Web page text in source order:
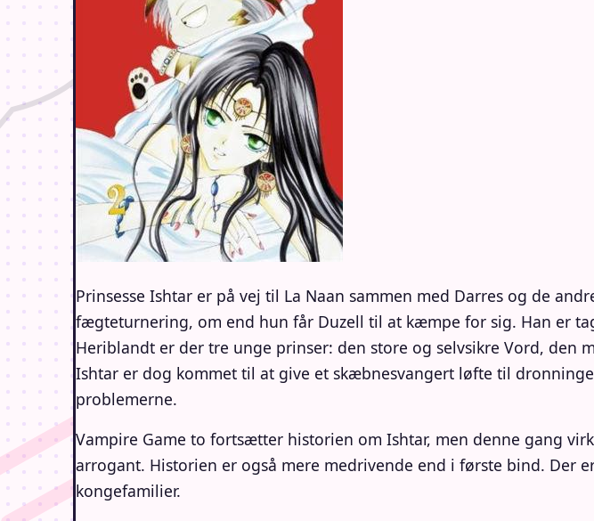
Prinsesse Ishtar er på vej til La Naan sammen med Darres og de
fægteturnering, om end hun får Duzell til at kæmpe for sig. Han er
Heriblandt er der tre unge prinser: den store og selvsikre Vord, den
Ishtar er dog kommet til at give et skæbnesvangert løfte til
problemerne.
Vampire Game to fortsætter historien om Ishtar, men denne gang
arrogant. Historien er også mere medrivende end i første bind. Der
kongefamilier.